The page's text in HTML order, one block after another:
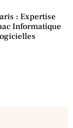
: Expertise
Informatique